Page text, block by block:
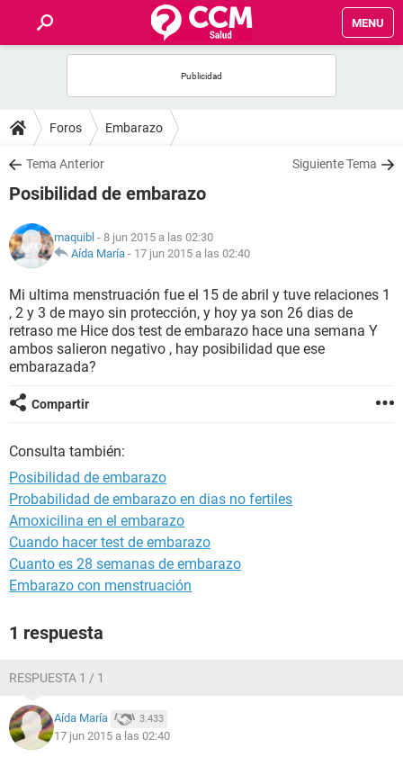
MENU
FOROS
SALUD
NUTRICIÓN
BIENESTAR
SEXUALIDAD
GLOSARIO
Foros Embarazo
Tema Anterior Siguiente Tema
Posibilidad de embarazo
maquibl - 8 jun 2015 a las 02:30
Aída María - 17 jun 2015 a las 02:40
Mi ultima menstruación fue el 15 de abril y tuve relaciones 1
, 2 y 3 de mayo sin protección, y hoy ya son 26 dias de
retraso me Hice dos test de embarazo hace una semana Y
ambos salieron negativo , hay posibilidad que ese
embarazada?
Compartir
Consulta también:
Posibilidad de embarazo
Probabilidad de embarazo en dias no fertiles
Amoxicilina en el embarazo
Cuando hacer test de embarazo
Cuanto es 28 semanas de embarazo
Embarazo con menstruación
1 respuesta
RESPUESTA 1 / 1
Aída María 3.433
17 jun 2015 a las 02:40